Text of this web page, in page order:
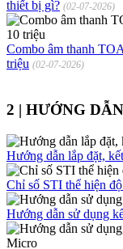
thiết bị gì? (02-07-2026)
Combo âm thanh
triệu (02-07-2026)
2 | HƯỚNG
Hướng dẫn lắp đặt,
Chỉ số STI thể hiện
Hướng dẫn sử dụng